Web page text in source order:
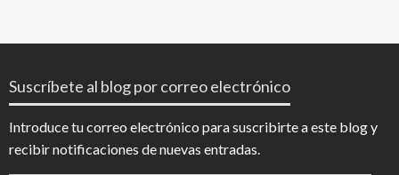
Suscríbete al blog por correo electrónico
Introduce tu correo electrónico para suscribirte a este blog y
recibir notificaciones de nuevas entradas.